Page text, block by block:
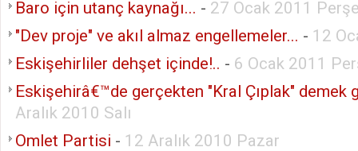
Baro için utanç kaynağı... - 27 Ocak 2011
"Dev proje" ve akıl almaz engellemeler... - 12
Eskişehirliler dehşet içinde!.. - 6 Ocak 2011
Eskişehirâ€™de gerçekten "Kral Çıplak" demek
Aralık 2010 Salı
Omlet Partisi - 12 Aralık 2010 Pazar